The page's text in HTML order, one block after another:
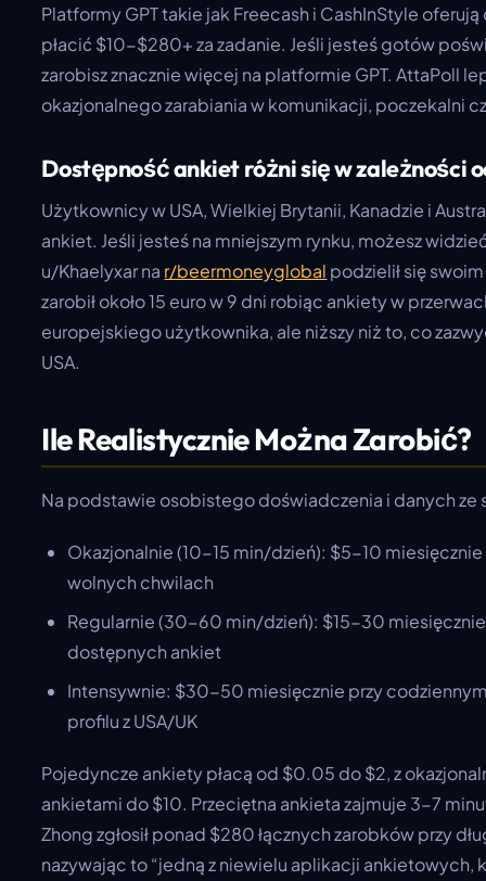
Platformy GPT takie jak Freecash i CashInStyle
płacić $10-$280+ za zadanie. Jeśli jesteś gotów
zarobisz znacznie więcej na platformie GPT. AttaPoll
okazjonalnego zarabiania w komunikacji, poczekalni
Dostępność ankiet różni się w zależności
Użytkownicy w USA, Wielkiej Brytanii, Kanadzie i
ankiet. Jeśli jesteś na mniejszym rynku, możesz
u/Khaelyxar na r/beermoneyglobal podzielił się
zarobił około 15 euro w 9 dni robiąc ankiety w
europejskiego użytkownika, ale niższy niż to, co
USA.
Ile Realistycznie Można Zarobić?
Na podstawie osobistego doświadczenia i danych ze
Okazjonalnie (10-15 min/dzień): $5-10
wolnych chwilach
Regularnie (30-60 min/dzień): $15-30
dostępnych ankiet
Intensywnie: $30-50 miesięcznie przy
profilu z USA/UK
Pojedyncze ankiety płacą od $0.05 do $2, z
ankietami do $10. Przeciętna ankieta zajmuje 3-7
Zhong zgłosił ponad $280 łącznych zarobków przy
nazywając to “jedną z niewielu aplikacji ankietowych,